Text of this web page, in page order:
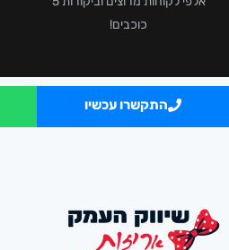
כוכבים!
התקשרו עכשיו